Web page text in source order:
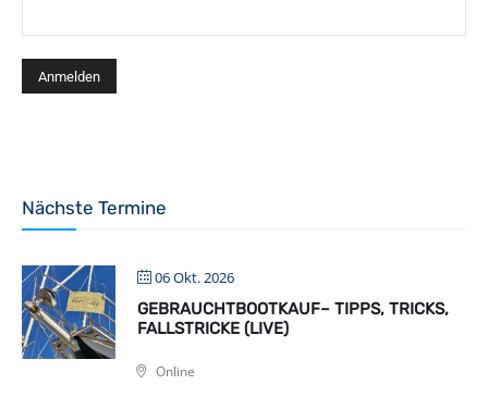
Nächste Termine
06 Okt. 2026
GEBRAUCHTBOOTKAUF– TIPPS, TRICKS,
FALLSTRICKE (LIVE)
Online